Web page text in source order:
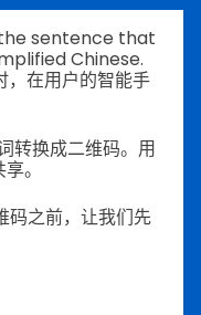
sentence that
Chinese.
，在用户的智能手
转换成二维码。用
。
码之前，让我们先